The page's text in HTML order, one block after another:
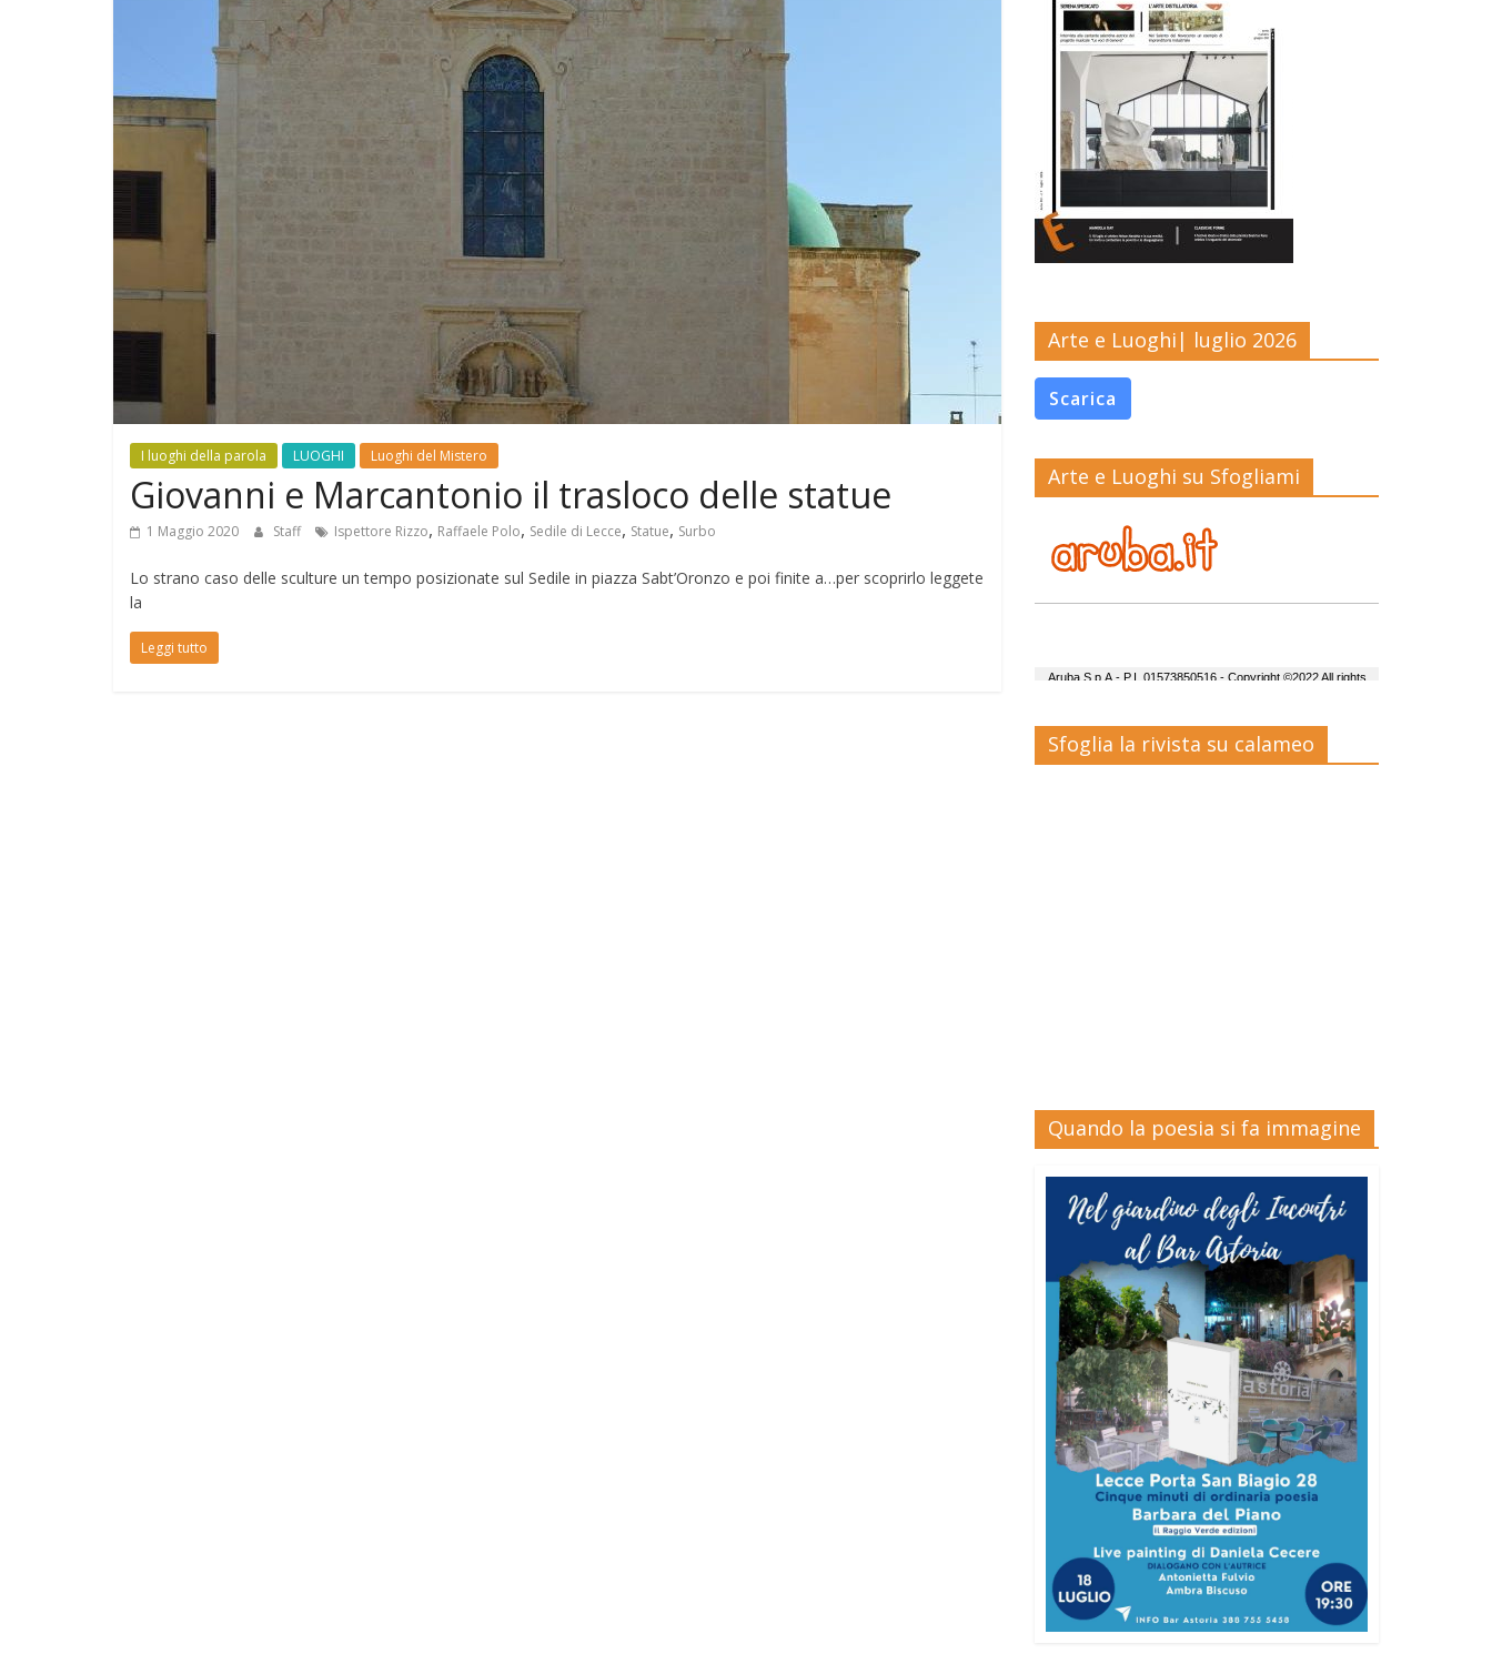
I luoghi della parola LUOGHI Luoghi del Mistero
Giovanni e Marcantonio il trasloco delle statue
1 Maggio 2020 Staff Ispettore Rizzo, Raffaele Polo, Sedile di Lecce, Statue, Surbo
Lo strano caso delle sculture un tempo posizionate sul Sedile in piazza Sabt’Oronzo e poi finite a…per scoprirlo leggete
la
Leggi tutto
Arte e Luoghi| luglio 2026
Scarica
Arte e Luoghi su Sfogliami
Sfoglia la rivista su calameo
Quando la poesia si fa immagine